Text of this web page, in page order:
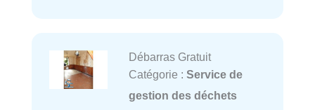
Débarras Gratuit
Catégorie : Service de
gestion des déchets